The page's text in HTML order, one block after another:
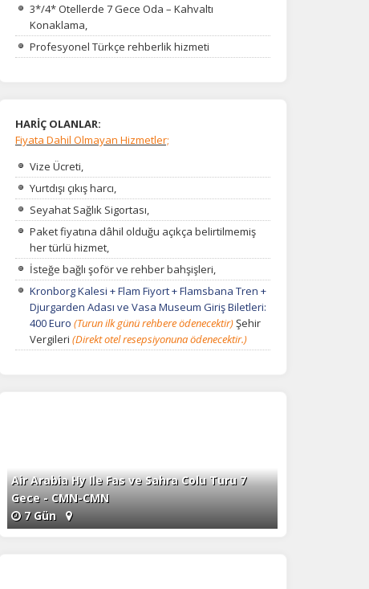
3*/4* Otellerde 7 Gece Oda – Kahvaltı
Konaklama,
Profesyonel Türkçe rehberlik hizmeti
HARİÇ OLANLAR:
Fiyata Dahil Olmayan Hizmetler;
Vize Ücreti,
Yurtdışı çıkış harcı,
Seyahat Sağlık Sigortası,
Paket fiyatına dâhil olduğu açıkça belirtilmemiş
her türlü hizmet,
İsteğe bağlı şoför ve rehber bahşişleri,
Kronborg Kalesi + Flam Fiyort + Flamsbana Tren +
Djurgarden Adası ve Vasa Museum Giriş Biletleri:
400 Euro (Turun ilk günü rehbere ödenecektir)Şehir
Vergileri (Direkt otel resepsiyonuna ödenecektir.)
Air Arabia Hy Ile Fas ve Sahra Colu Turu 7
Gece - CMN-CMN
7 Gün